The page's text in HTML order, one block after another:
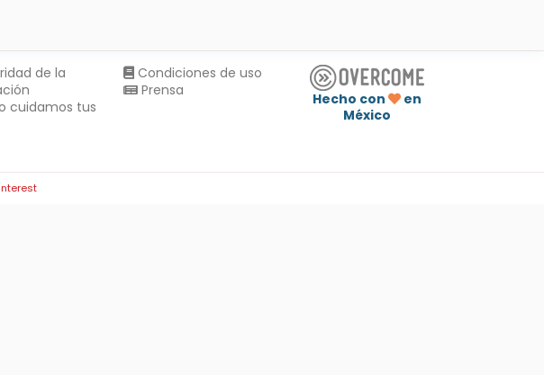
de la
cuidamos tus
Condiciones de uso
Prensa
Hecho con
en
México